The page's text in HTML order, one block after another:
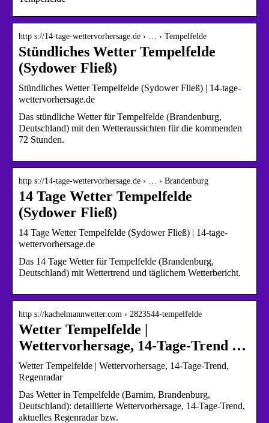
http s://14-tage-wettervorhersage.de › … › Tempelfelde
Stündliches Wetter Tempelfelde
(Sydower Fließ)
Stündliches Wetter Tempelfelde (Sydower Fließ) | 14-tage-
wettervorhersage.de
Das stündliche Wetter für Tempelfelde (Brandenburg,
Deutschland) mit den Wetteraussichten für die kommenden
72 Stunden.
http s://14-tage-wettervorhersage.de › … › Brandenburg
14 Tage Wetter Tempelfelde
(Sydower Fließ)
14 Tage Wetter Tempelfelde (Sydower Fließ) | 14-tage-
wettervorhersage.de
Das 14 Tage Wetter für Tempelfelde (Brandenburg,
Deutschland) mit Wettertrend und täglichem Wetterbericht.
http s://kachelmannwetter.com › 2823544-tempelfelde
Wetter Tempelfelde |
Wettervorhersage, 14-Tage-Trend …
Wetter Tempelfelde | Wettervorhersage, 14-Tage-Trend,
Regenradar
Das Wetter in Tempelfelde (Barnim, Brandenburg,
Deutschland): detaillierte Wettervorhersage, 14-Tage-Trend,
aktuelles Regenradar bzw.